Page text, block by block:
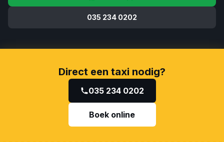
035 234 0202
Direct een taxi nodig?
035 234 0202
Boek online